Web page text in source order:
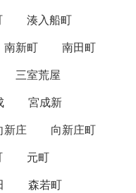
湊入船町
南新町
南田町
三室荒屋
宮成新
新庄
向新庄町
元町
森若町